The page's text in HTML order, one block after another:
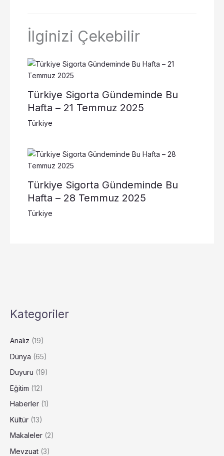
İlginizi Çekebilir
Türkiye Sigorta Gündeminde Bu
Hafta – 21 Temmuz 2025
Türkiye
Türkiye Sigorta Gündeminde Bu
Hafta – 28 Temmuz 2025
Türkiye
Kategoriler
Analiz (19)
Dünya (65)
Duyuru (19)
Eğitim (12)
Haberler (1)
Kültür (13)
Makaleler (2)
Mevzuat (3)